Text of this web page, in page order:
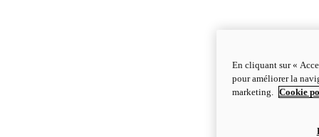
En cliquant sur «
pour améliorer la
marketing.
Cookie